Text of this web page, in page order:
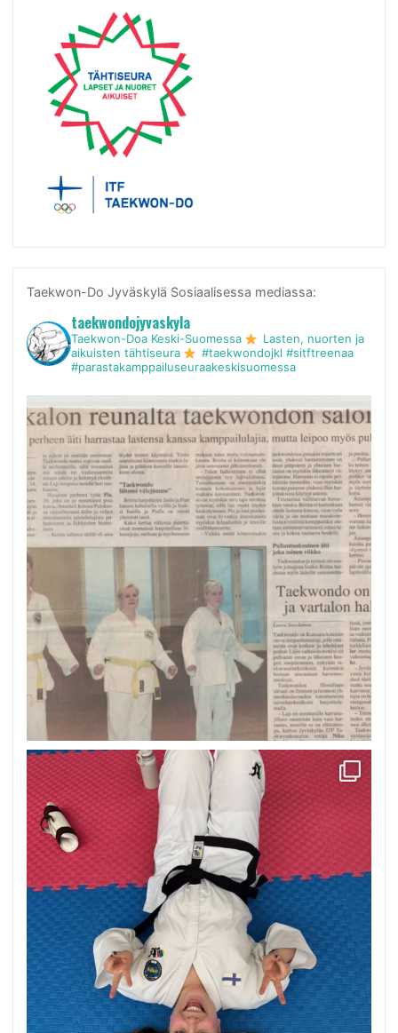
Taekwon-Do Jyväskylä Sosiaalisessa mediassa:
taekwondojyvaskyla
Taekwon-Doa Keski-Suomessa
Lasten, nuorten ja
aikuisten tähtiseura
#taekwondojkl #sitftreenaa
#parastakamppailuseuraakeskisuomessa